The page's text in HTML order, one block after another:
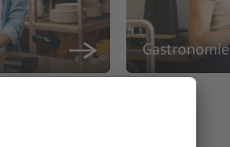
Gastronomie